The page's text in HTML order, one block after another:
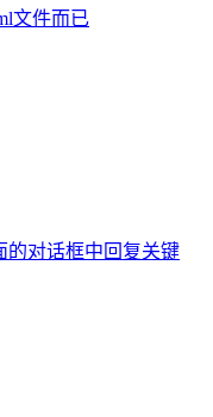
文件而已
的对话框中回复关键